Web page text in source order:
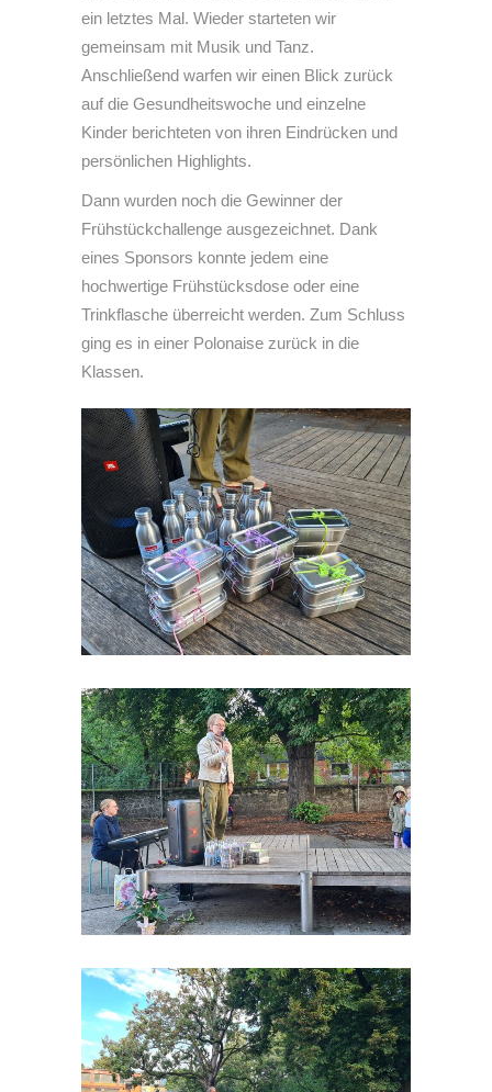
ein letztes Mal. Wieder starteten wir
gemeinsam mit Musik und Tanz.
Anschließend warfen wir einen Blick zurück
auf die Gesundheitswoche und einzelne
Kinder berichteten von ihren Eindrücken und
persönlichen Highlights.
Dann wurden noch die Gewinner der
Frühstückchallenge ausgezeichnet. Dank
eines Sponsors konnte jedem eine
hochwertige Frühstücksdose oder eine
Trinkflasche überreicht werden. Zum Schluss
ging es in einer Polonaise zurück in die
Klassen.